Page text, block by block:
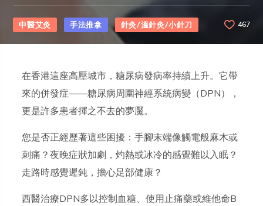
中醫艾灸 手法推拿 針灸/溫針灸/小針刀 467
在香港這座高壓城市，糖尿病發病率持續上升。它帶
來的併發症——糖尿病周圍神經系統病變（DPN），
更是許多患者揮之不去的夢魘。
您是否正經歷著這些困擾：手腳末端像觸電般麻木或
刺痛？夜晚症狀加劇，灼熱或冰冷的感覺難以入眠？
走路時感覺遲鈍，擔心足部健康？
西醫治療DPN多以控制血糖、使用止痛藥或維他命B